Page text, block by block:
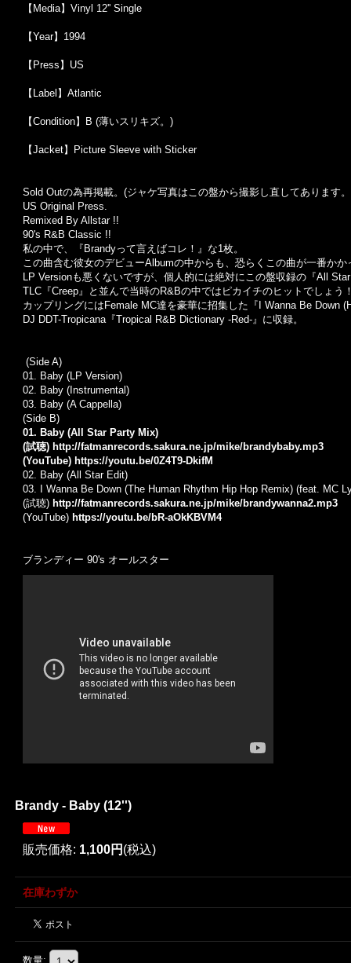
【Media】Vinyl 12'' Single
【Year】1994
【Press】US
【Label】Atlantic
【Condition】B (薄いスリキズ。)
【Jacket】Picture Sleeve with Sticker
Sold Outの為再掲載。(ジャケ写真はこの盤から撮影し直してあります
US Original Press.
Remixed By Allstar !!
90's R&B Classic !!
私の中で、『Brandyって言えばコレ！』な1枚。
この曲含む彼女のデビューAlbumの中からも、恐らくこの曲が一番か
LP Versionも悪くないですが、個人的には絶対にこの盤収録の『All
TLC『Creep』と並んで当時のR&Bの中ではピカイチのヒットでしょう
カップリングにはFemale MC達を豪華に招集した『I Wanna Be Down
DJ DDT-Tropicana『Tropical R&B Dictionary -Red-』に収録。
(Side A)
01. Baby (LP Version)
02. Baby (Instrumental)
03. Baby (A Cappella)
(Side B)
01. Baby (All Star Party Mix)
(試聴) http://fatmanrecords.sakura.ne.jp/mike/brandybaby.mp3
(YouTube) https://youtu.be/0Z4T9-DkifM
02. Baby (All Star Edit)
03. I Wanna Be Down (The Human Rhythm Hip Hop Remix) (feat. MC
(試聴) http://fatmanrecords.sakura.ne.jp/mike/brandywanna2.mp3
(YouTube) https://youtu.be/bR-aOkKBVM4
ブランディー 90's オールスター
Brandy - Baby (12'')
販売価格: 1,100円 (税込)
在庫わずか
数量: